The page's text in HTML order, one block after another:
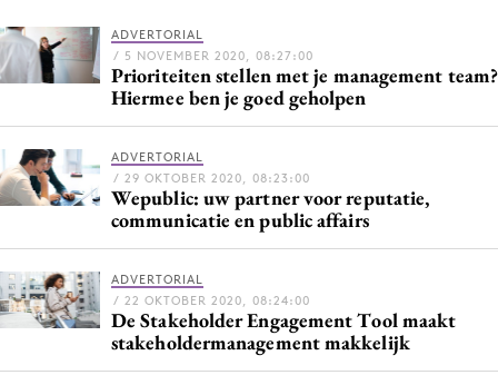
Events
Opleidingen
Partners
Topics
Artificial Intelligence
Bureaus
Campagnes
ADVERTORIAL
/ 5 NOVEMBER 2020, 08:27:00
Prioriteiten stellen met je management team?
Hiermee ben je goed geholpen
ADVERTORIAL
/ 29 OKTOBER 2020, 08:23:00
Wepublic: uw partner voor reputatie,
communicatie en public affairs
ADVERTORIAL
/ 22 OKTOBER 2020, 08:24:00
De Stakeholder Engagement Tool maakt
stakeholdermanagement makkelijk